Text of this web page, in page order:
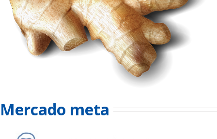
Mercado meta